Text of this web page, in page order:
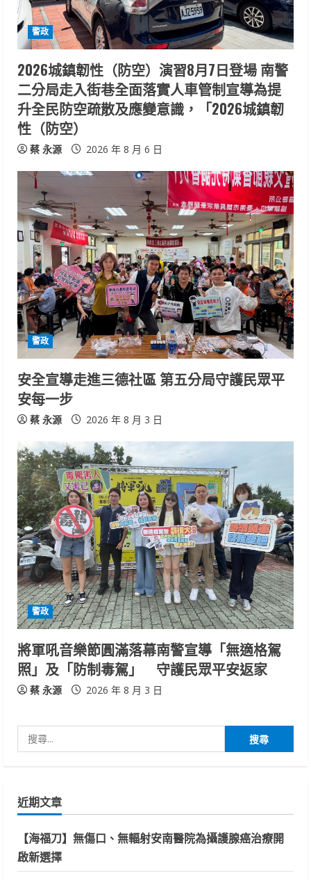
i
n
g
警政
2026城鎮韌性（防空）演習8月7日登場 南警
二分局走入街巷全面落實人車管制宣導為提
升全民防空疏散及應變意識，「2026城鎮韌
性（防空）
蔡 永源 2026 年 8 月 6 日
警政
安全宣導走進三德社區 第五分局守護民眾平
安每一步
蔡 永源 2026 年 8 月 3 日
警政
將軍吼音樂節圓滿落幕南警宣導「無適格駕
照」及「防制毒駕」 守護民眾平安返家
蔡 永源 2026 年 8 月 3 日
尋
字:
近期文章
【海福刀】無傷口、無輻射安南醫院為攝護腺癌治療開
啟新選擇